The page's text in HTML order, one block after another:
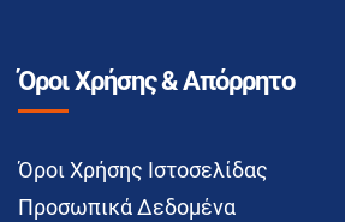
Όροι Χρήσης & Απόρρητο
Όροι Χρήσης Ιστοσελίδας
Προσωπικά Δεδομένα